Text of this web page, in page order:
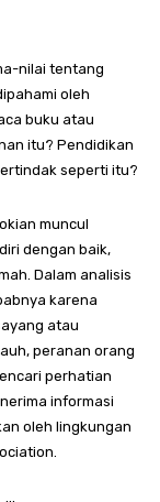
nilai tentang
oleh
buku atau
itu? Pendidikan
seperti itu?
muncul
dengan baik,
Dalam analisis
karena
atau
peranan orang
perhatian
informasi
oleh lingkungan